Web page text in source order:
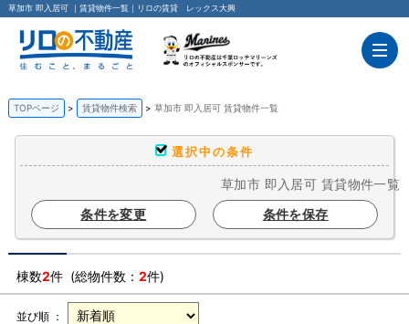
草加市 即入居可 ｜賃貸物件一覧｜リロの賃貸 レックス大興
TOPページ 賃貸物件検索 草加市 即入居可 賃貸物件一覧
選択中の条件
草加市 即入居可 賃貸物件一覧
条件を変更
条件を保存
棟数2件 (総物件数： 2件)
並び順 ：